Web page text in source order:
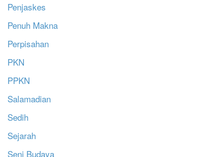
Penjaskes
Penuh Makna
Perpisahan
PKN
PPKN
Salamadian
Sedih
Sejarah
Seni Budaya